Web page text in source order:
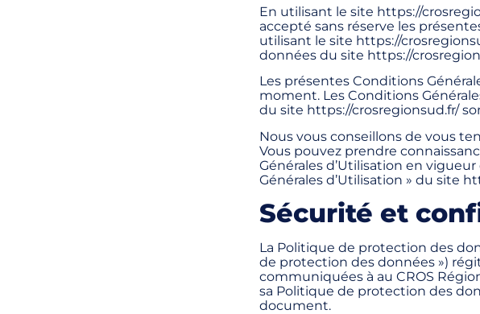
En utilisant le site https://
accepté sans réserve les
utilisant le site https://
données du site https://
Les présentes Conditions
moment. Les Conditions
du site https://crosregionsud.fr/
Nous vous conseillons de vous
Vous pouvez prendre
Générales d’Utilisation en
Générales d’Utilisation » du site
Sécurité et
La Politique de protection des
de protection des données »)
communiquées à au CROS
sa Politique de protection des
document.